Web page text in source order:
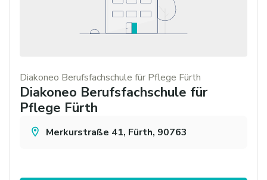
Diakoneo Berufsfachschule für Pflege Fürth
Diakoneo Berufsfachschule für
Pflege Fürth
Merkurstraße 41, Fürth, 90763